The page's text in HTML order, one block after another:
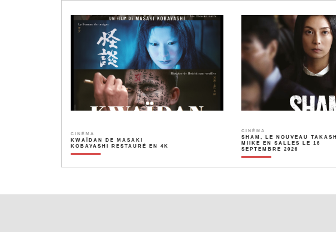
CINÉMA
KWAÏDAN DE MASAKI
KOBAYASHI RESTAURÉ EN 4K
CINÉMA
SHAM, LE NOUVEAU
MIIKE EN SALLES LE 16
SEPTEMBRE 2026